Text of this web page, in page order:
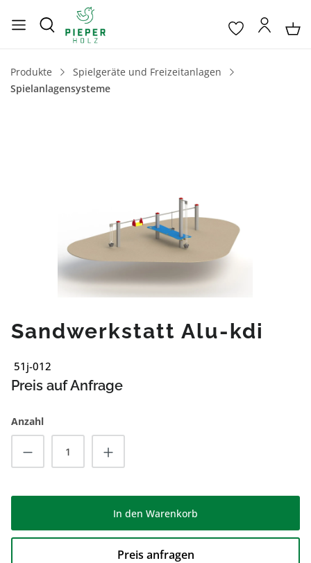
Produkte
Spielgeräte und Freizeitanlagen
Spielanlagensysteme
Sandwerkstatt Alu-kdi
51j-012
Preis auf Anfrage
Anzahl
Produkt Anzahl: Gib den gewünschten
In den Warenkorb
Preis anfragen